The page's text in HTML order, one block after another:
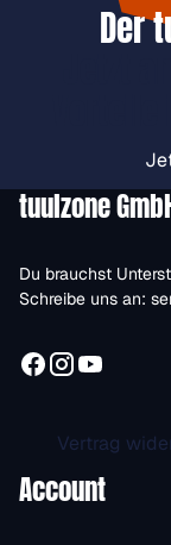
Der
Jetzt
tuulzone
Du brauchst
Schreibe uns an:
Vertrag
Account